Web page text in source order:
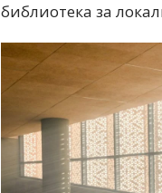
библиотека за